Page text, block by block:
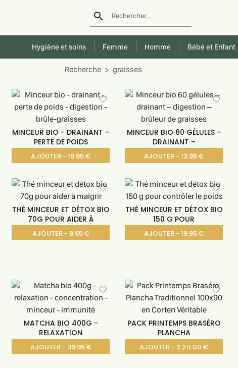
search Rechercher...
Hygiène et soins Femme Homme Bébé et Enfant
Recherche graisses
MINCEUR BIO - DRAINANT -
PERTE DE POIDS
AJOUTER - 19.95 €
MINCEUR BIO 60 GÉLULES –
DRAINANT –
AJOUTER - 13.95 €
THÉ MINCEUR ET DÉTOX BIO
70G POUR AIDER À
AJOUTER - 9.95 €
THÉ MINCEUR ET DÉTOX BIO
150 G POUR
AJOUTER - 19.95 €
MATCHA BIO 400G -
RELAXATION
AJOUTER - 39.95 €
PACK PRINTEMPS BRASÉRO
PLANCHA
AJOUTER - 2,211.00 €